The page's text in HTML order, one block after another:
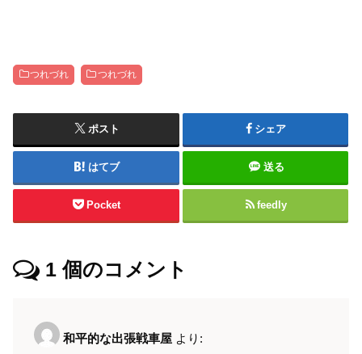
つれづれ つれづれ
ポスト シェア
はてブ 送る
Pocket feedly
1 個のコメント
和平的な出張戦車屋 より: